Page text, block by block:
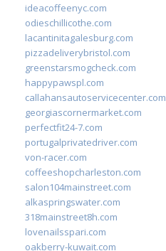
ideacoffeenyc.com
odieschillicothe.com
lacantinitagalesburg.com
pizzadeliverybristol.com
greenstarsmogcheck.com
happypawspl.com
callahansautoservicecenter.com
georgiascornermarket.com
perfectfit24-7.com
portugalprivatedriver.com
von-racer.com
coffeeshopcharleston.com
salon104mainstreet.com
alkaspringswater.com
318mainstreet8h.com
lovenailsspari.com
oakberry-kuwait.com